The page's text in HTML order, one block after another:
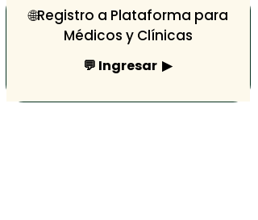
🌐Registro a Plataforma para
Médicos y Clínicas
💬 Ingresar ▶